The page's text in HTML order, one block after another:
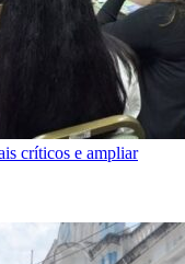
críticos e ampliar